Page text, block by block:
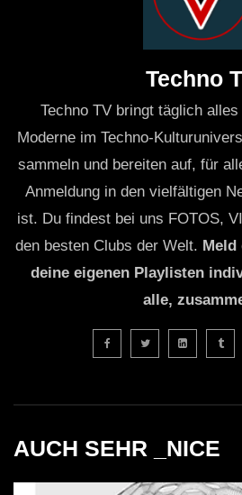
Techno
Techno TV bringt täglich
Moderne im Techno-
sammeln und bereiten auf, für
Anmeldung in den vielfältigen
ist. Du findest bei uns FOTOS,
den besten Clubs der Welt. Meld
deine eigenen Playlisten
alle,
AUCH SEHR _NICE